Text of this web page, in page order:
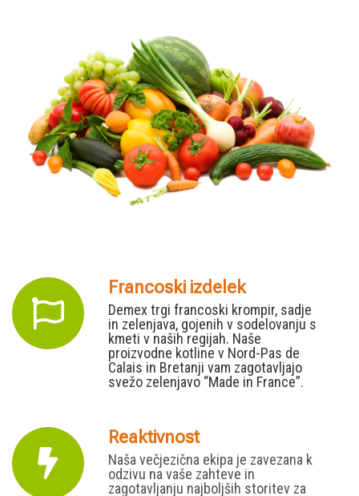
Francoski izdelek
Demex trgi francoski krompir, sadje
in zelenjava, gojenih v sodelovanju s
kmeti v naših regijah. Naše
proizvodne kotline v Nord-Pas de
Calais in Bretanji vam zagotavljajo
svežo zelenjavo “Made in France”.
Reaktivnost
Naša večjezična ekipa je zavezana k
odzivu na vaše zahteve in
zagotavljanju najboljših storitev za